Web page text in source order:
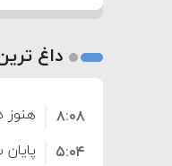
داغ
هنوز
۸:۰۸
۵:۰۴